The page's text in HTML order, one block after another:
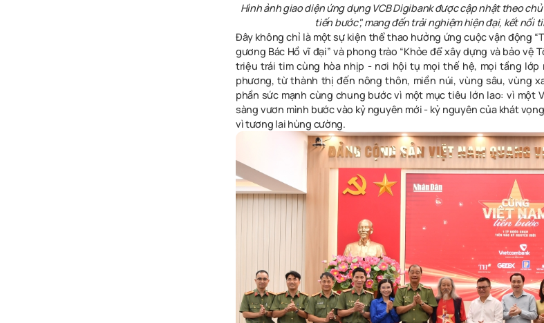
Hình ảnh giao diện ứng dụng VCB Digibank được cập nhật theo
tiến bước", mang đến trải nghiệm hiện đại, kết nối
Đây không chỉ là một sự kiện thể thao hưởng ứng cuộc vận động
gương Bác Hồ vĩ đại” và phong trào “Khỏe để xây dựng và bảo vệ
triệu trái tim cùng hòa nhịp - nơi hội tụ mọi thế hệ, mọi tầng
phương, từ thành thị đến nông thôn, miền núi, vùng sâu, vùng
phần sức mạnh cùng chung bước vì một mục tiêu lớn lao: vì một
sàng vươn mình bước vào kỷ nguyên mới - kỷ nguyên của khát
vì tương lai hùng cường.